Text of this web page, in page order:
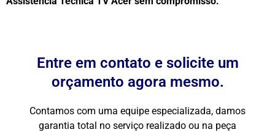
Entre em contato e solicite um
orçamento agora mesmo.
Contamos com uma equipe especializada, damos
garantia total no serviço realizado ou na peça